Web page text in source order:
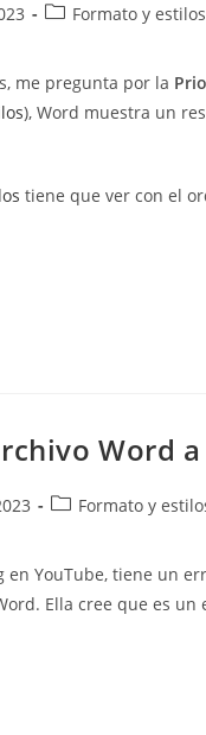
Categoría
entrada:
Formato y estilos
me pregunta por la
), Word muestra un
tiene que ver con el
Word a
Categoría
entrada:
Formato y
en YouTube, tiene un
Ella cree que es un